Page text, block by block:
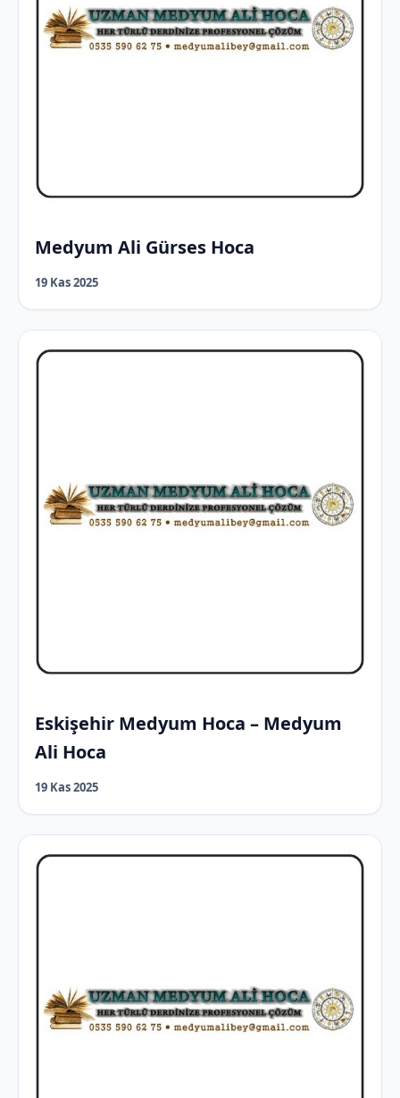
Medyum Ali Gürses Hoca
19 Kas 2025
Eskişehir Medyum Hoca – Medyum
Ali Hoca
19 Kas 2025